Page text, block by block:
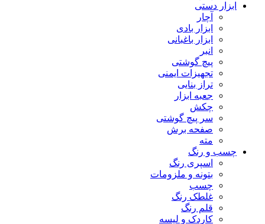
ابزار دستی
آچار
ابزار بادی
ابزار باغبانی
انبر
پیچ گوشتی
تجهیزات ایمنی
تراز بنایی
جعبه ابزار
چکش
سر پیچ گوشتی
صفحه برش
مته
چسب و رنگ
اسپری رنگ
بتونه و ملزومات
چسب
غلطک رنگ
قلم رنگ
کاردک و لیسه